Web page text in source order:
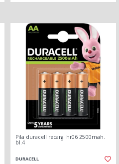
Pila duracell recarg. hr06 2500mah.
bl.4
DURACELL